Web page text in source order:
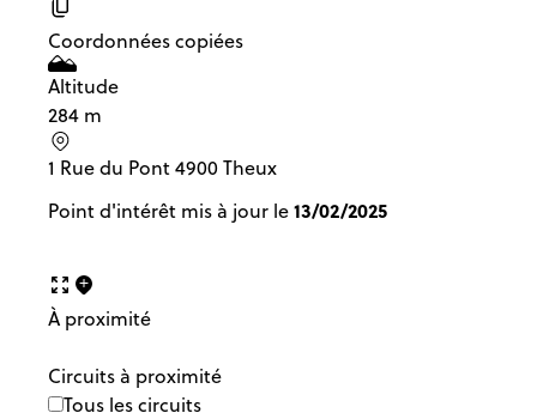
Coordonnées copiées
Altitude
284 m
1 Rue du Pont 4900 Theux
Point d'intérêt mis à jour le13/02/2025
À proximité
Circuits à proximité
Tous les circuits